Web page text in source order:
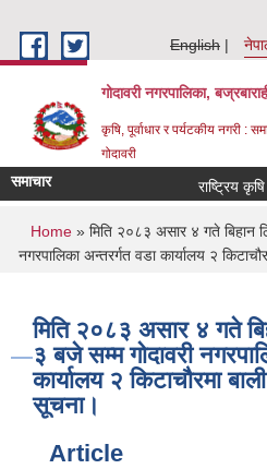
English
गोदावरी नगरपालिका,
कृषि, पूर्वाधार र पर्यटकीय नगरी :
गोदावरी
समाचार
You are here
Home» मिति २०८३ असार ४ गते बिहान
नगरपालिका अन्तरर्गत वडा कार्यालय २
मिति २०८३ असार ४ गते
३ बजे सम्म गोदावरी
कार्यालय २ किटाचौरमा
सूचना।
Article